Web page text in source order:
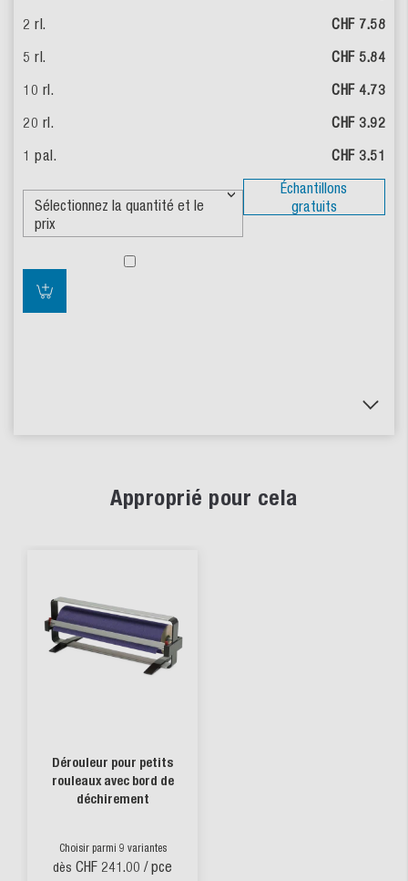
CHF 7.58
CHF 5.84
CHF 4.73
CHF 3.92
CHF 3.51
Échantillons
gratuits
Approprié pour cela
Dérouleur pour petits
rouleaux avec bord de
déchirement
Choisir parmi 9 variantes
dès CHF 241.00 / pce